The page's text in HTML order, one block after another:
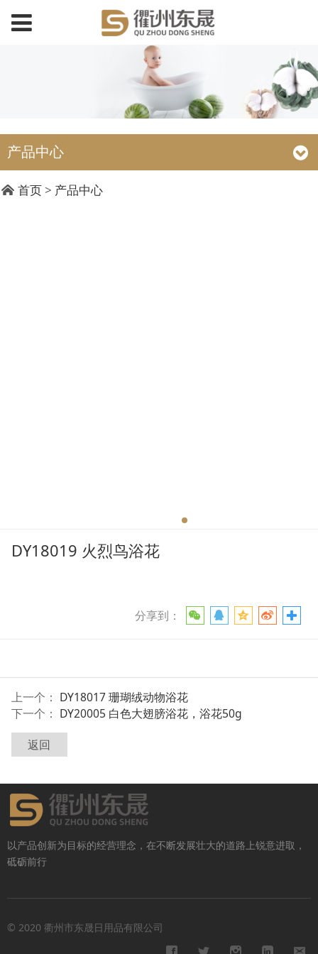
产品中心
DY18019 火烈鸟浴花
首页 > 产品中心
DY18019 火烈鸟浴花
分享到：
上一个： DY18017 珊瑚绒动物浴花
下一个： DY20005 白色大翅膀浴花，浴花50g
返回
以产品创新为目标的经营理念，在不断发展壮大的道路上锐意进取，
砥砺前行
© 2020 衢州市东晟日用品有限公司